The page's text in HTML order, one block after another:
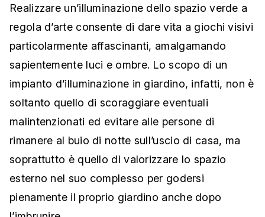
Realizzare un’illuminazione dello spazio verde a
regola d’arte consente di dare vita a giochi visivi
particolarmente affascinanti, amalgamando
sapientemente luci e ombre. Lo scopo di un
impianto d’illuminazione in giardino, infatti, non è
soltanto quello di scoraggiare eventuali
malintenzionati ed evitare alle persone di
rimanere al buio di notte sull’uscio di casa, ma
soprattutto è quello di valorizzare lo spazio
esterno nel suo complesso per godersi
pienamente il proprio giardino anche dopo